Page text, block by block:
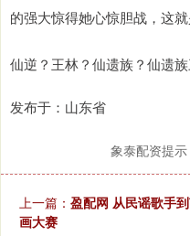
的强大惊得她心惊胆战，这
仙逆？王林？仙遗族？仙遗
发布于：山东省
象泰配资提示
上一篇： 盈配网 从民谣歌手
画大赛